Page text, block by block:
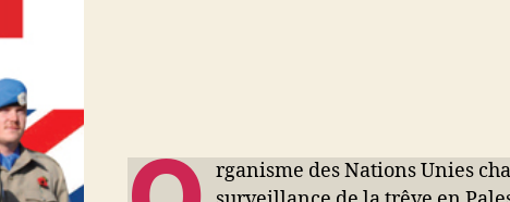
rganisme des Nations Unies